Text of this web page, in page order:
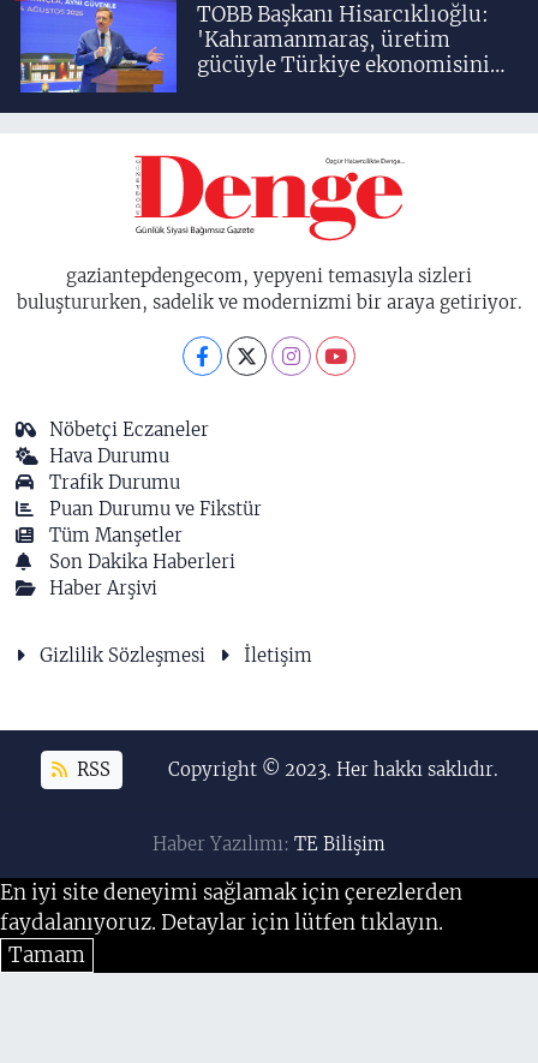
TOBB Başkanı Hisarcıklıoğlu:
'Kahramanmaraş, üretim
gücüyle Türkiye ekonomisinin
birisidir'
gaziantepdengecom, yepyeni temasıyla sizleri
buluştururken, sadelik ve modernizmi bir araya getiriyor.
Nöbetçi Eczaneler
Hava Durumu
Trafik Durumu
Puan Durumu ve Fikstür
Tüm Manşetler
Son Dakika Haberleri
Haber Arşivi
Gizlilik Sözleşmesi İletişim
RSS Copyright © 2023. Her hakkı saklıdır.
Haber Yazılımı: TE Bilişim
En iyi site deneyimi sağlamak için çerezlerden
faydalanıyoruz. Detaylar için lütfen tıklayın.
Tamam